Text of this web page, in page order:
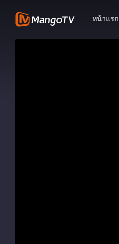
หน้าแรก